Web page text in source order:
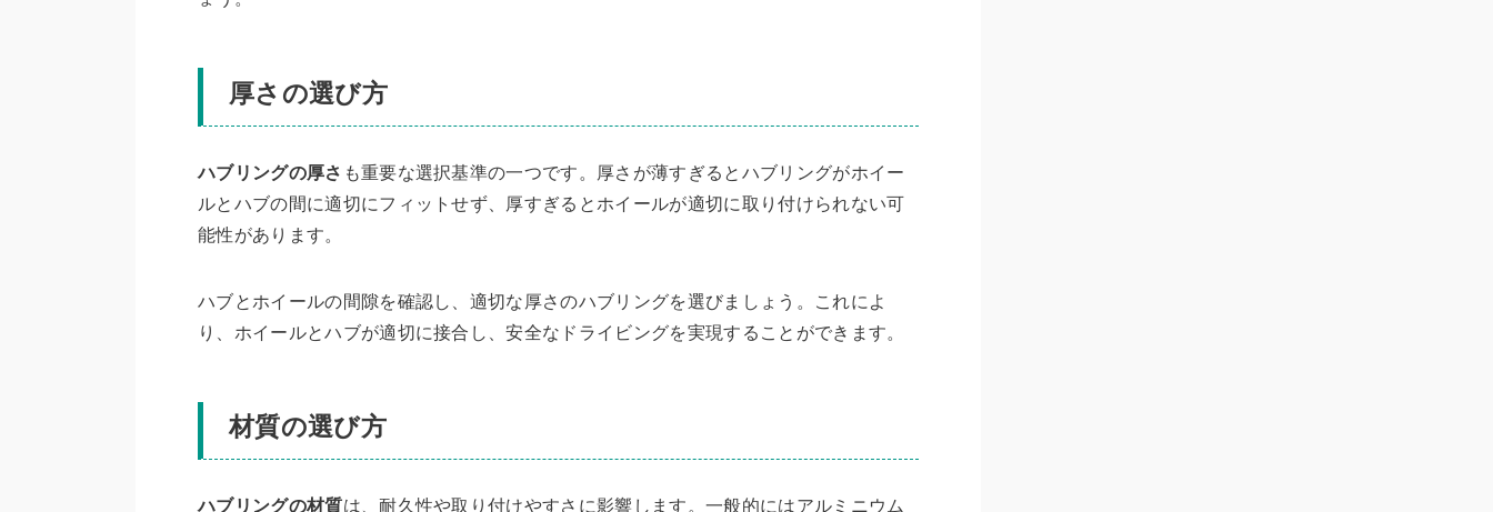
厚さの選び方
ハブリングの厚さ も重要な選択基準の一つです。厚さが薄すぎるとハブリングがホイー
ルとハブの間に適切にフィットせず、厚すぎるとホイールが適切に取り付けられない可
能性があります。
ハブとホイールの間隙を確認し、適切な厚さのハブリングを選びましょう。これによ
り、ホイールとハブが適切に接合し、安全なドライビングを実現することができます。
材質の選び方
ハブリングの材質は、耐久性や取り付けやすさに影響します。一般的にはアルミニウム